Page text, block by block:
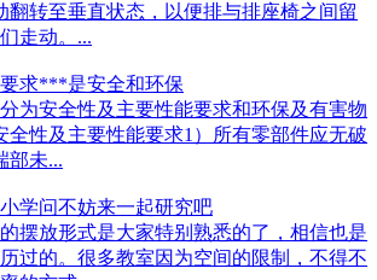
转至垂直状态，以便排与排座椅之间留
走动。...
求***是安全和环保
为安全性及主要性能要求和环保及有害物
全性及主要性能要求1）所有零部件应无破
部未...
学问不妨来一起研究吧
摆放形式是大家特别熟悉的了，相信也是
过的。很多教室因为空间的限制，不得不